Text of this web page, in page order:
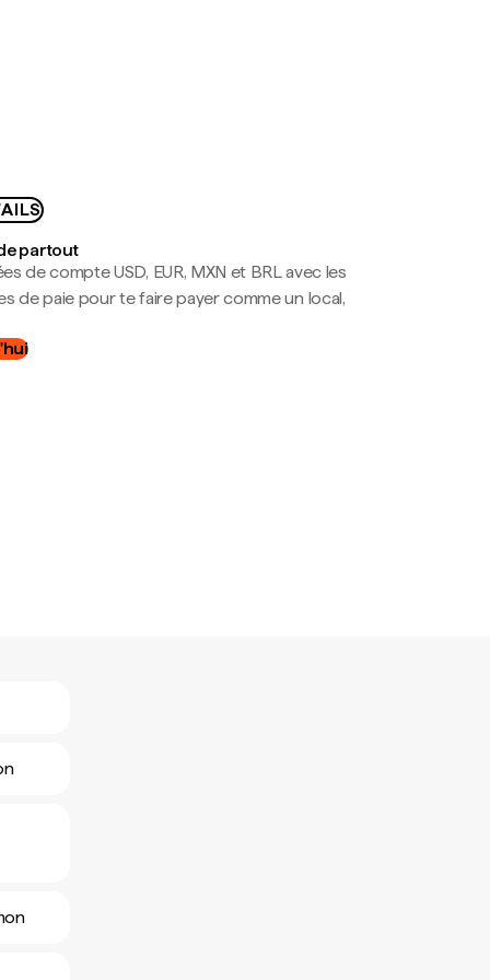
partout
de compte USD, EUR, MXN et BRL avec les
de paie pour te faire payer comme un local,